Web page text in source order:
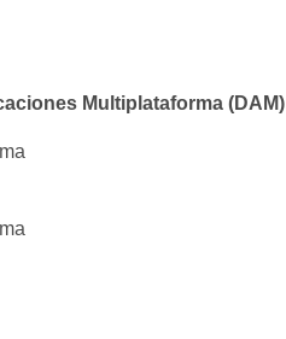
Multiplataforma (DAM)